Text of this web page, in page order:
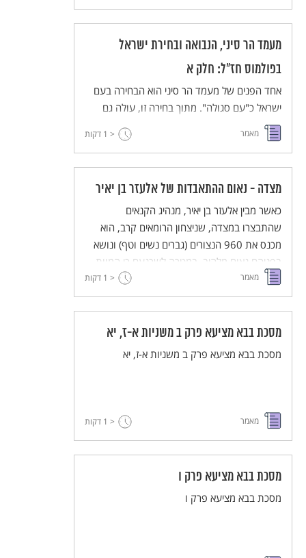
מעמד הר סיני, הנבואה ובחירת ישראל
בפולמוס חז"ל: חלק א
אחד הפנים של מעמד הר סיני הוא הבחירה בעם
ישראל כ"עם סגולה". מתוך בחירה זו, עולה גם
נושא הנבואה, שיוחדה לעם ישראל. המאמר עוסק
בפולמוס של חז"ל עם העולם הנוצרי והעולם
שמתבטא במקרא עצמו ובמדרש הפרשני.
מאמר < 1 דקות
מצדה - נאום ההתאבדות של אלעזר בן יאיר
כאשר מבין אלעזר בן יאיר, מנהיג הקנאים
שהתבצרו במצדה, שניצחון הרומאים קרב, הוא
מכנס את 960 הנצורים (גברים נשים וטף) ונושא
בפניהם נאום מלהיב, במטרה לשכנעם כי המוות
בהתאבדות היא הדרך הנכונה מכל הדרכים במצב
אליו נקלעו.
מאמר < 1 דקות
מסכת בבא מציעא פרק ב משניות א-ז, יא
מסכת בבא מציעא פרק ב משניות א-ז, יא
מאמר < 1 דקות
מסכת בבא מציעא פרק ו
מסכת בבא מציעא פרק ו